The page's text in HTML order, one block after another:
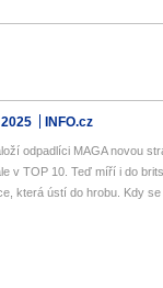
INFO.cz
odpadlíci MAGA novou
v TOP 10. Teď míří i do
která ústí do hrobu. Kdy se